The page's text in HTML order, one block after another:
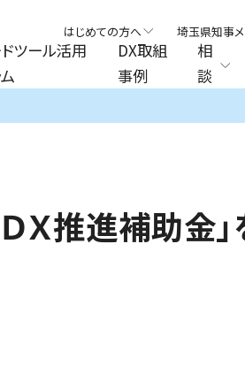
ツール活用
DX取組
事例
相
談
はじめての方へ 埼玉県知事
Ｘ推進補助金